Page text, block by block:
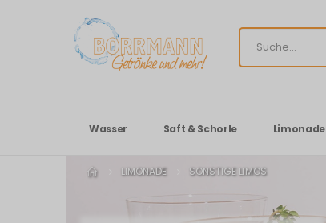
Wasser Saft & Schorle Limonade
LIMONADE SONSTIGE LIMOS